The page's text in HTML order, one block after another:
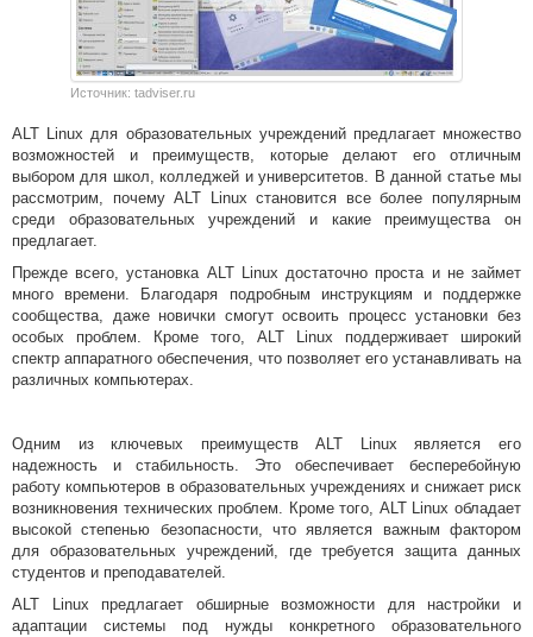
Источник: tadviser.ru
ALT Linux для образовательных учреждений предлагает множество
возможностей и преимуществ, которые делают его отличным
выбором для школ, колледжей и университетов. В данной статье мы
рассмотрим, почему ALT Linux становится все более популярным
среди образовательных учреждений и какие преимущества он
предлагает.
Прежде всего, установка ALT Linux достаточно проста и не займет
много времени. Благодаря подробным инструкциям и поддержке
сообщества, даже новички смогут освоить процесс установки без
особых проблем. Кроме того, ALT Linux поддерживает широкий
спектр аппаратного обеспечения, что позволяет его устанавливать на
различных компьютерах.
Одним из ключевых преимуществ ALT Linux является его
надежность и стабильность. Это обеспечивает бесперебойную
работу компьютеров в образовательных учреждениях и снижает риск
возникновения технических проблем. Кроме того, ALT Linux обладает
высокой степенью безопасности, что является важным фактором
для образовательных учреждений, где требуется защита данных
студентов и преподавателей.
ALT Linux предлагает обширные возможности для настройки и
адаптации системы под нужды конкретного образовательного